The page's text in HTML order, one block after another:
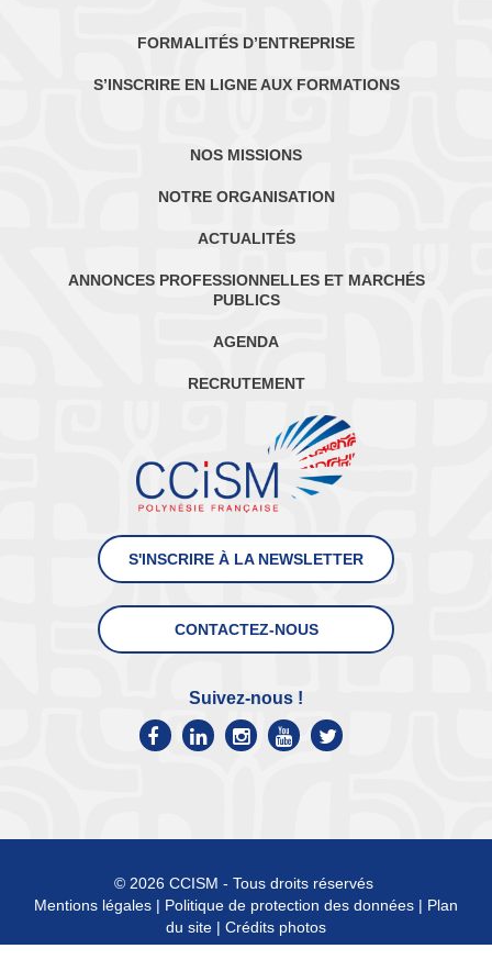
FORMALITÉS D’ENTREPRISE
S’INSCRIRE EN LIGNE AUX FORMATIONS
NOS MISSIONS
NOTRE ORGANISATION
ACTUALITÉS
ANNONCES PROFESSIONNELLES ET MARCHÉS
PUBLICS
AGENDA
RECRUTEMENT
S'INSCRIRE À LA NEWSLETTER
CONTACTEZ-NOUS
Suivez-nous !
© 2026 CCISM - Tous droits réservés
Mentions légales | Politique de protection des données | Plan
du site | Crédits photos